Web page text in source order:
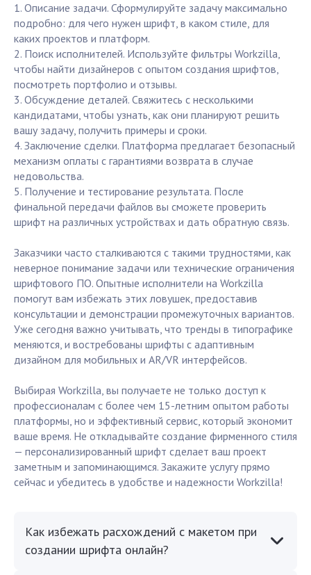
1. Описание задачи. Сформулируйте задачу максимально
подробно: для чего нужен шрифт, в каком стиле, для
каких проектов и платформ.
2. Поиск исполнителей. Используйте фильтры Workzilla,
чтобы найти дизайнеров с опытом создания шрифтов,
посмотреть портфолио и отзывы.
3. Обсуждение деталей. Свяжитесь с несколькими
кандидатами, чтобы узнать, как они планируют решить
вашу задачу, получить примеры и сроки.
4. Заключение сделки. Платформа предлагает безопасный
механизм оплаты с гарантиями возврата в случае
недовольства.
5. Получение и тестирование результата. После
финальной передачи файлов вы сможете проверить
шрифт на различных устройствах и дать обратную связь.
Заказчики часто сталкиваются с такими трудностями, как
неверное понимание задачи или технические ограничения
шрифтового ПО. Опытные исполнители на Workzilla
помогут вам избежать этих ловушек, предоставив
консультации и демонстрации промежуточных вариантов.
Уже сегодня важно учитывать, что тренды в типографике
меняются, и востребованы шрифты с адаптивным
дизайном для мобильных и AR/VR интерфейсов.
Выбирая Workzilla, вы получаете не только доступ к
профессионалам с более чем 15-летним опытом работы
платформы, но и эффективный сервис, который экономит
ваше время. Не откладывайте создание фирменного стиля
— персонализированный шрифт сделает ваш проект
заметным и запоминающимся. Закажите услугу прямо
сейчас и убедитесь в удобстве и надежности Workzilla!
Как избежать расхождений с макетом при
создании шрифта онлайн?